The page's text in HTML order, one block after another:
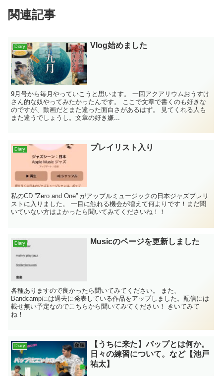
関連記事
Diary Vlog始めました
9月号から毎月やっていこうと思います。 一回アクアリウムおうすけ
さん的な奴やってみたかったんです。 ここで文章で書くのも好きな
のですが、動画だとまた違った面白さがあるはず。 見てくれる人も
また違うでしょうし。文章の好き嫌...
Diary プレイリスト入り
私のCD ”Zero and One” がアップルミュージックの日本ジャズプレリ
ストに入りました。 一目に触れる機会が増えて何よりです！まだ聞
いていない方はよかったら聞いてみてくださいね！！
Diary Musicのページを更新しました
各種ありますので良かったら聞いてみてください。 また、
Bandcampには過去に発表している作品をアップしました。配信には
載せ無い予定なのでこちらから聞いてみてください！ きいてみて
ね！
Diary
【うちに来た】バップとは何か。
日々の練習について。など【池戸
祐太】